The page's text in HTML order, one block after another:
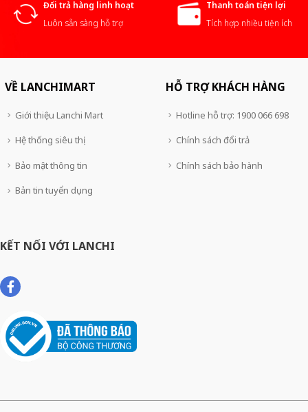
Đổi trả hàng linh hoạt
Luôn sẵn sàng hỗ trợ
Thanh toán tiện lợi
Tích hợp nhiều tiện ích
VỀ LANCHIMART
Giới thiệu Lanchi Mart
Hệ thống siêu thị
Bảo mật thông tin
Bản tin tuyển dụng
HỖ TRỢ KHÁCH HÀNG
Hotline hỗ trợ: 1900 066 698
Chính sách đổi trả
Chính sách bảo hành
KẾT NỐI VỚI LANCHI